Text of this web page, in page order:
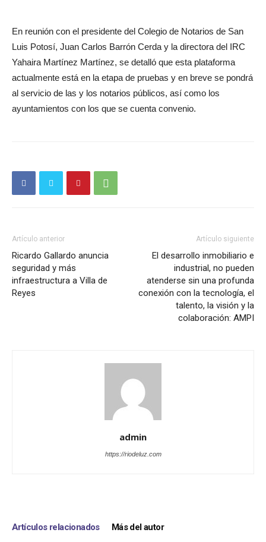
En reunión con el presidente del Colegio de Notarios de San
Luis Potosí, Juan Carlos Barrón Cerda y la directora del IRC
Yahaira Martínez Martínez, se detalló que esta plataforma
actualmente está en la etapa de pruebas y en breve se pondrá
al servicio de las y los notarios públicos, así como los
ayuntamientos con los que se cuenta convenio.
Artículo anterior
Ricardo Gallardo anuncia
seguridad y más
infraestructura a Villa de
Reyes
Artículo siguiente
El desarrollo inmobiliario e
industrial, no pueden
atenderse sin una profunda
conexión con la tecnología, el
talento, la visión y la
colaboración: AMPI
admin
https://riodeluz.com
Artículos relacionados Más del autor